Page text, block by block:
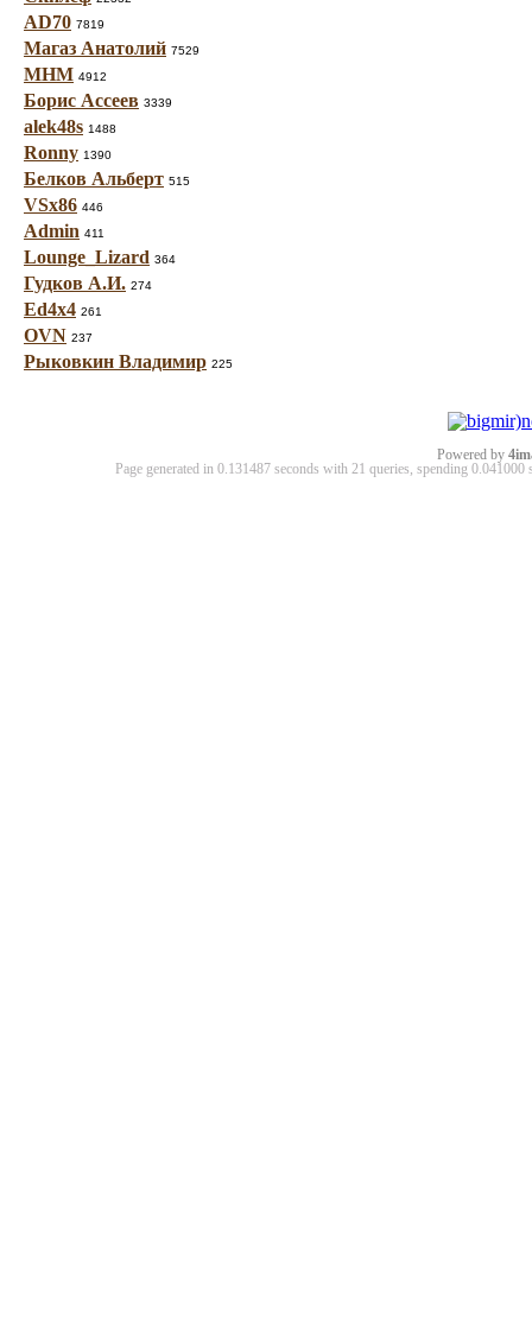
AD70 7819
Магаз Анатолий 7529
МНМ 4912
Борис Ассеев 3339
alek48s 1488
Ronny 1390
Белков Альберт 515
VSx86 446
Admin 411
Lounge_Lizard 364
Гудков А.И. 274
Ed4x4 261
OVN 237
Рыковкин Владимир 225
Powered by
Page generated in 0.131487 seconds with 21 queries, spending